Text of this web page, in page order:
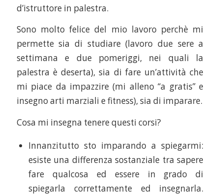
d’istruttore in palestra.
Sono molto felice del mio lavoro perchè mi
permette sia di studiare (lavoro due sere a
settimana e due pomeriggi, nei quali la
palestra è deserta), sia di fare un’attività che
mi piace da impazzire (mi alleno “a gratis” e
insegno arti marziali e fitness), sia di imparare.
Cosa mi insegna tenere questi corsi?
Innanzitutto sto imparando a spiegarmi:
esiste una differenza sostanziale tra sapere
fare qualcosa ed essere in grado di
spiegarla correttamente ed insegnarla.